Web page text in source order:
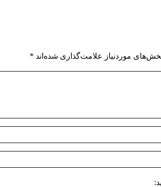
موردنیاز علامت‌گذاری شده‌اند *